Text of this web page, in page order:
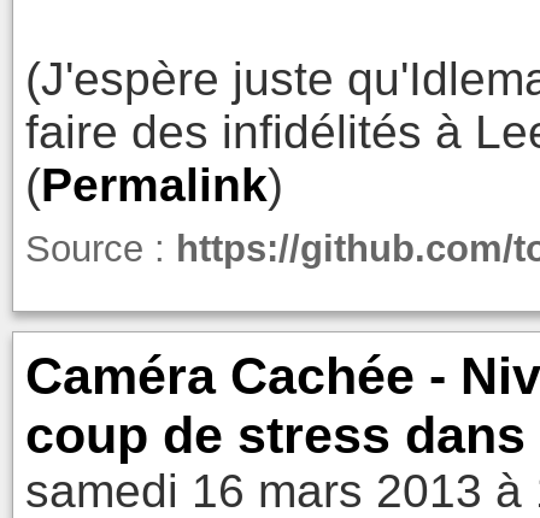
(J'espère juste
faire des infidélités à
(Permalink)
Source : https://github.com/
Caméra Cachée -
coup de stress
samedi 16 mars 2013 à